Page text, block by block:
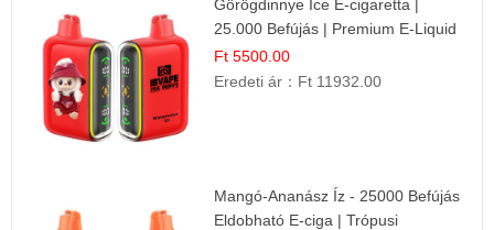
Görögdinnye Ice E-cigaretta |
25.000 Befújás | Premium E-Liquid
Ft 5500.00
Eredeti ár： Ft 11932.00
Mangó-Ananász Íz - 25000 Befújás
Eldobható E-ciga | Trópusi